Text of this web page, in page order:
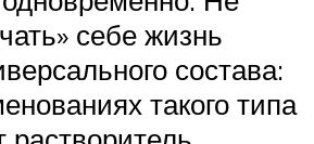
себе жизнь
состава:
такого типа